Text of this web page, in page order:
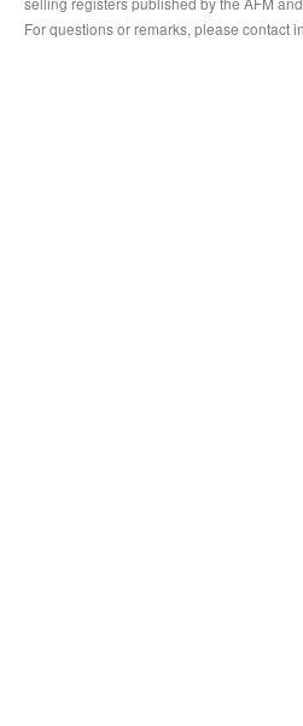
For questions or remarks, please contact